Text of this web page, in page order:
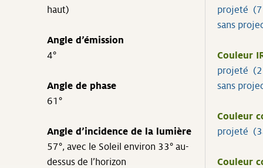
haut)
Angle d’émission
4°
Angle de phase
61°
Angle d’incidence de la lumière
57°, avec le Soleil environ 33° au-
dessus de l’horizon
projeté
sans
Couleur
projeté
sans
Couleur
projeté
Couleur